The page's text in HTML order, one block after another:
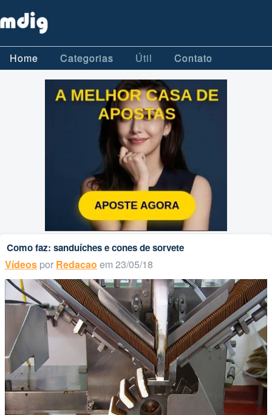
Home Categorias Útil Contato
Como faz: sanduíches e cones de sorvete
Vídeos por Redacao em 23/05/18